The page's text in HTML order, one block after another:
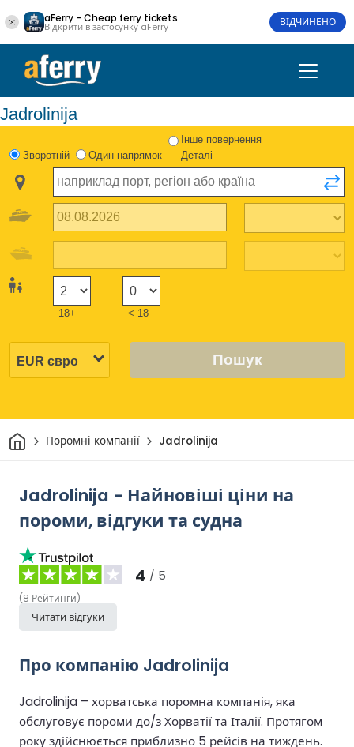
aFerry - Cheap ferry tickets
Відкрити в застосунку aFerry ВІДЧИНЕНО
Jadrolinija
Зворотній Один напрямок
Інше повернення
Деталі
18+ < 18
Пошук
Дім Поромні компанії Jadrolinija
Jadrolinija - Найновіші ціни на
пороми, відгуки та судна
4 / 5
(8 Рейтинги)
Читати відгуки
Про компанію Jadrolinija
Jadrolinija – хорватська поромна компанія, яка
обслуговує пороми до/з Хорватії та Італії. Протягом
року здійснюється приблизно 5 рейсів на тиждень.